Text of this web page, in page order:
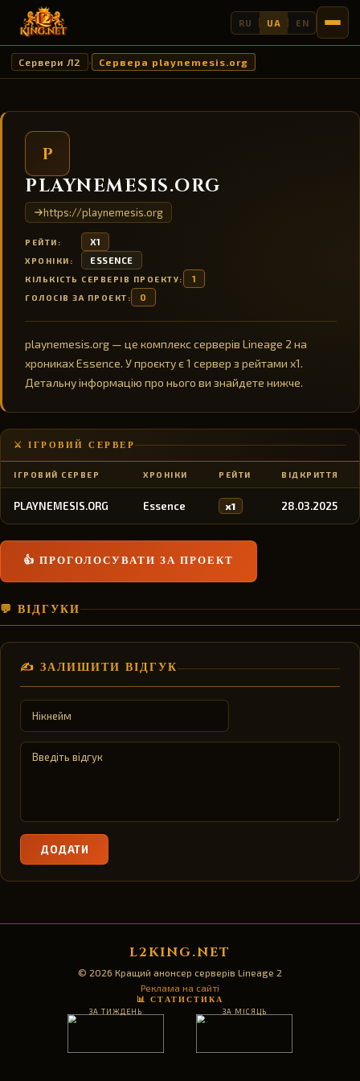
RU UA EN
Сервери Л2 › Сервера playnemesis.org
P
PLAYNEMESIS.ORG
https://playnemesis.org
РЕЙТИ: X1
ХРОНІКИ: ESSENCE
КІЛЬКІСТЬ СЕРВЕРІВ ПРОЕКТУ: 1
ГОЛОСІВ ЗА ПРОЕКТ: 0
playnemesis.org — це комплекс серверів Lineage 2 на
хрониках Essence. У проєкту є 1 сервер з рейтами x1.
Детальну інформацію про нього ви знайдете нижче.
⚔️ ІГРОВИЙ СЕРВЕР
ІГРОВИЙ СЕРВЕР ХРОНІКИ РЕЙТИ ВІДКРИТТЯ
PLAYNEMESIS.ORG Essence x1 28.03.2025
👍 ПРОГОЛОСУВАТИ ЗА ПРОЕКТ
💬 ВІДГУКИ
✍️ ЗАЛИШИТИ ВІДГУК
ДОДАТИ
L2KING.NET
© 2026 Кращий анонсер серверів Lineage 2
Реклама на сайті
📊 СТАТИСТИКА
ЗА ТИЖДЕНЬ ЗА МІСЯЦЬ